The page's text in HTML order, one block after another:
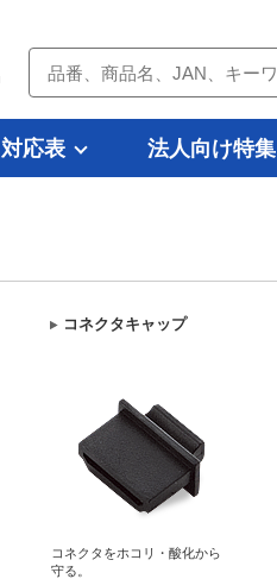
対応表 法人向け特集
コネクタキャップ
コネクタをホコリ・酸化から
守る。